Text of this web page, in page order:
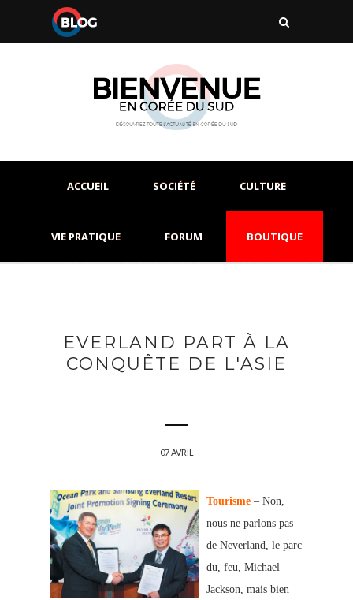
ACCUEIL SOCIÉTÉ CULTURE
VIE PRATIQUE FORUM BOUTIQUE
EVERLAND PART À LA
CONQUÊTE DE L'ASIE
07 AVRIL
Tourisme – Non,
nous ne parlons pas
de Neverland, le parc
du, feu, Michael
Jackson, mais bien